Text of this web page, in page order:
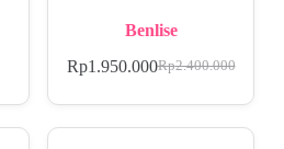
Benlise
Rp2.400.000
Rp1.950.000